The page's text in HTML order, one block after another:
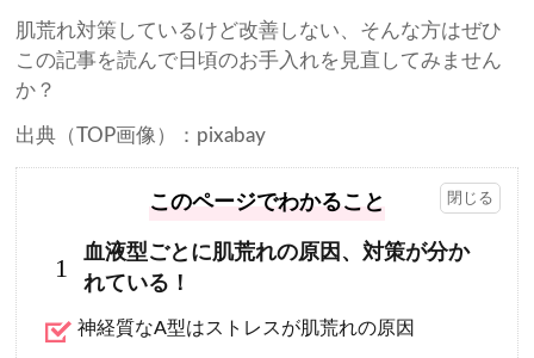
肌荒れ対策しているけど改善しない、そんな方はぜひ
この記事を読んで日頃のお手入れを見直してみません
か？
出典（TOP画像）：pixabay
このページでわかること
1
血液型ごとに肌荒れの原因、対策が分か
れている！
神経質なA型はストレスが肌荒れの原因